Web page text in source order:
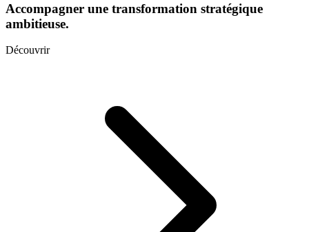
Accompagner une transformation stratégique
ambitieuse.
Découvrir